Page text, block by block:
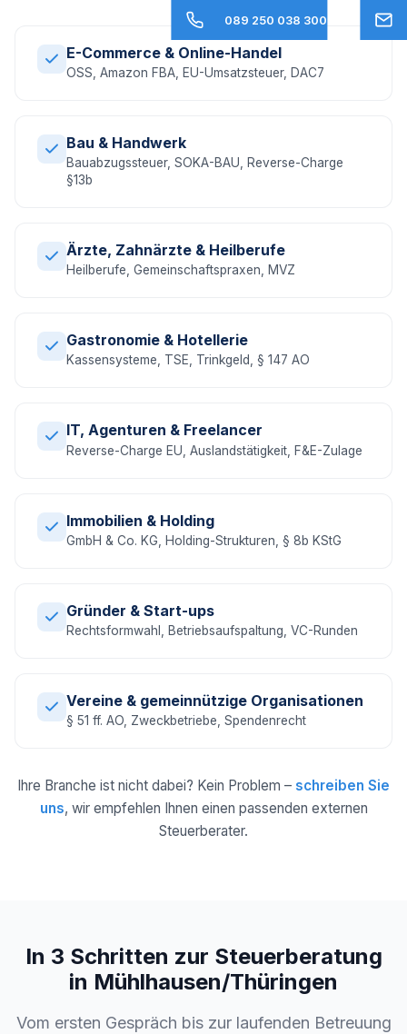
E-Commerce & Online-Handel
OSS, Amazon FBA, EU-Umsatzsteuer, DAC7
Bau & Handwerk
Bauabzugssteuer, SOKA-BAU, Reverse-Charge
§13b
Ärzte, Zahnärzte & Heilberufe
Heilberufe, Gemeinschaftspraxen, MVZ
Gastronomie & Hotellerie
Kassensysteme, TSE, Trinkgeld, § 147 AO
IT, Agenturen & Freelancer
Reverse-Charge EU, Auslandstätigkeit, F&E-Zulage
Immobilien & Holding
GmbH & Co. KG, Holding-Strukturen, § 8b KStG
Gründer & Start-ups
Rechtsformwahl, Betriebsaufspaltung, VC-Runden
Vereine & gemeinnützige Organisationen
§ 51 ff. AO, Zweckbetriebe, Spendenrecht
Ihre Branche ist nicht dabei? Kein Problem – schreiben Sie
uns, wir empfehlen Ihnen einen passenden externen
Steuerberater.
In 3 Schritten zur Steuerberatung
in Mühlhausen/Thüringen
Vom ersten Gespräch bis zur laufenden Betreuung
089 250 038 300